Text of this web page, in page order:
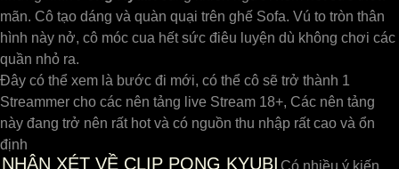
mãn. Cô tạo dáng và quàn quại trên ghế Sofa. Vú to tròn thân
hình này nở, cô móc cua hết sức điêu luyện dù không chơi các
quần nhỏ ra.
Đây có thể xem là bước đi mới, có thể cô sẽ trở thành 1
Streammer cho các nên tảng live Stream 18+, Các nên tảng
này đang trở nên rất hot và có nguồn thu nhập rất cao và ổn
định
NHẬN XÉT VỀ CLIP PONG KYUBI